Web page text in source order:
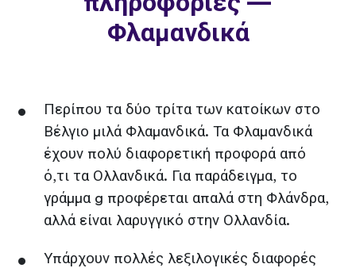
Φλαμανδικά
Περίπου τα δύο τρίτα των κατοίκων στο
Βέλγιο μιλά Φλαμανδικά. Τα Φλαμανδικά
έχουν πολύ διαφορετική προφορά από
ό,τι τα Ολλανδικά. Για παράδειγμα, το
γράμμα g προφέρεται απαλά στη Φλάνδρα,
αλλά είναι λαρυγγικό στην Ολλανδία.
Υπάρχουν πολλές λεξιλογικές διαφορές